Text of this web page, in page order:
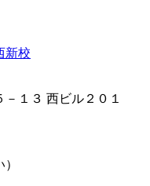
１３ 西ビル２０１